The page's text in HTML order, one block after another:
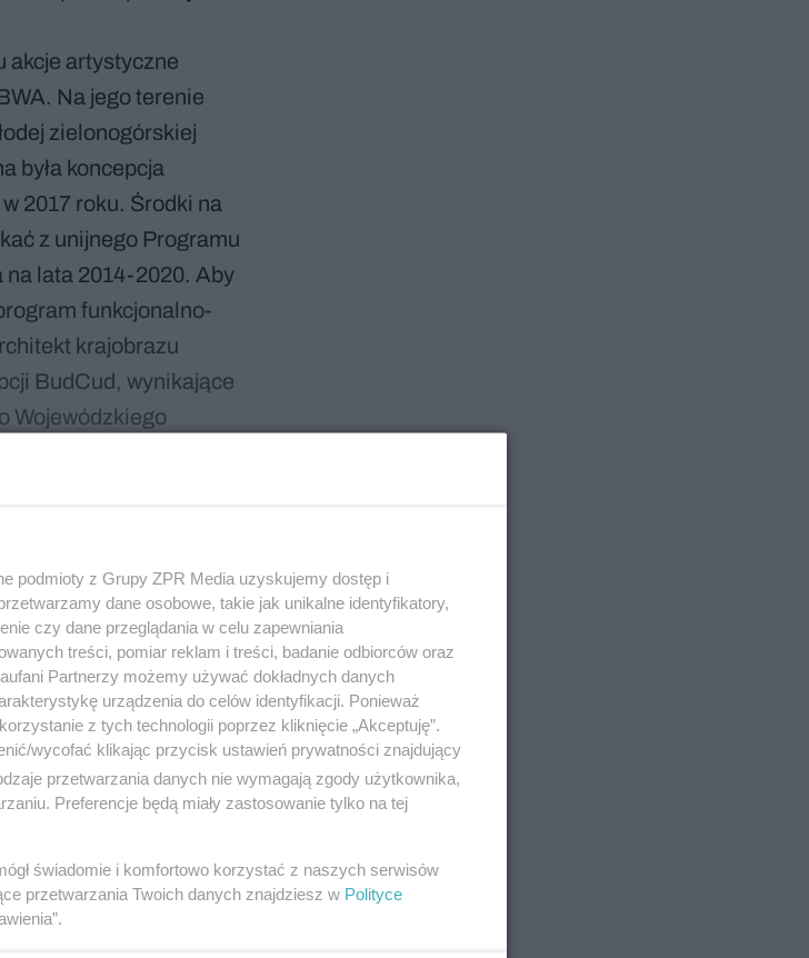
akcje artystyczne
Na jego terenie
zielonogórskiej
była koncepcja
2017 roku. Środki na
z unijnego Programu
na lata 2014-2020. Aby
funkcjonalno-
krajobrazu
BudCud, wynikające
Wojewódzkiego
oraz analiz
drzewostanu
97% treści
+
podmioty z Grupy ZPR Media uzyskujemy dostęp i
dane osobowe, takie jak unikalne identyfikatory,
czy dane przeglądania w celu zapewniania
treści, pomiar reklam i treści, badanie odbiorców oraz
Partnerzy możemy używać dokładnych danych
urządzenia do celów identyfikacji. Ponieważ
z tych technologii poprzez kliknięcie „Akceptuję”.
wycofać klikając przycisk ustawień prywatności znajdujący
przetwarzania danych nie wymagają zgody użytkownika,
Preferencje będą miały zastosowanie tylko na tej
świadomie i komfortowo korzystać z naszych serwisów
przetwarzania Twoich danych znajdziesz w Polityce